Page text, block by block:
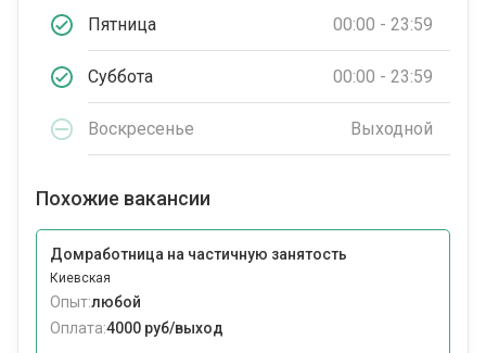
Пятница 00:00 - 23:59
Суббота 00:00 - 23:59
Воскресенье Выходной
Похожие вакансии
Домработница на частичную занятость
Киевская
Опыт:любой
Оплата:4000 руб/выход